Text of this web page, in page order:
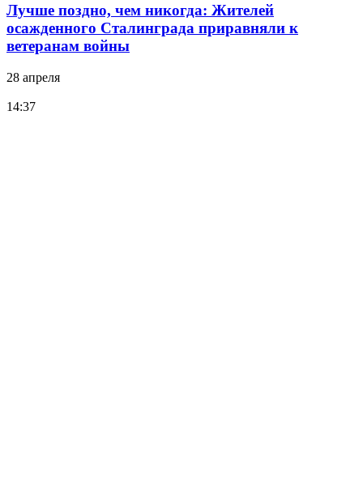
Лучше поздно, чем никогда: Жителей
осажденного Сталинграда приравняли к
ветеранам войны
28 апреля
14:37